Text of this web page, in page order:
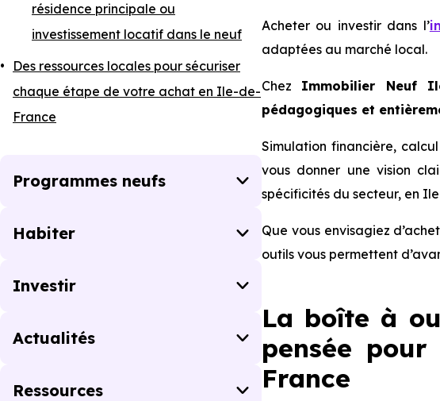
résidence principale ou
investissement locatif dans le neuf
Des ressources locales pour sécuriser
chaque étape de votre achat en Ile-de-
France
Programmes neufs
Habiter
Investir
Actualités
Ressources
Acheter ou investir dans l’
adaptées au marché local.
Chez Immobilier Neuf
pédagogiques et
Simulation financière,
vous donner une vision
spécificités du secteur, en
Que vous envisagiez
outils vous permettent
La boîte à
pensée
France